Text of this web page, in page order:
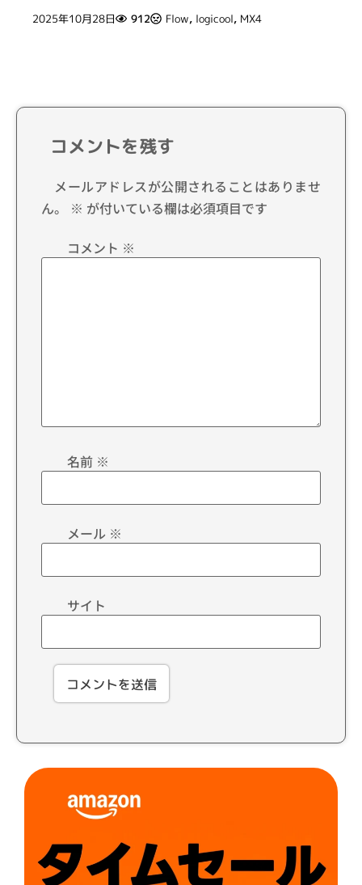
2025年10月28日 912 Flow, logicool, MX4
コメントを残す
メールアドレスが公開されることはありませ
ん。
※ が付いている欄は必須項目です
コメント ※
名前 ※
メール ※
サイト